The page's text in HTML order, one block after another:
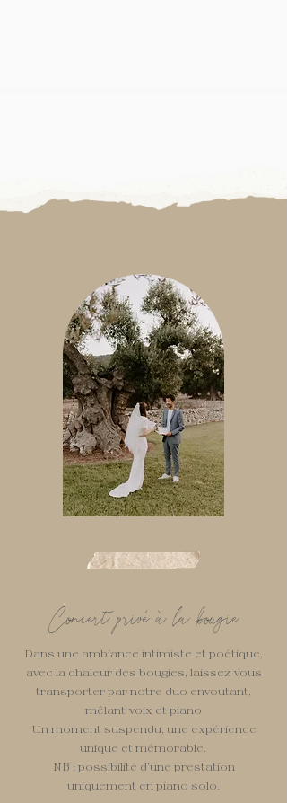
Concert privé à la bougie
Dans une ambiance intimiste et poétique,
avec la chaleur des bougies, laissez vous
transporter par notre duo envoutant,
mêlant voix et piano
Un moment suspendu, une expérience
unique et mémorable.
NB : possibilité d’une prestation
uniquement en piano solo.